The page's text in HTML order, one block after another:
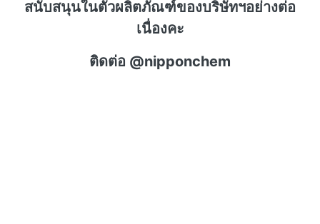
สนับสนุนในตัวผลิตภัณฑ์ของบริษัทฯอย่างต่อ
เนื่องคะ
ติดต่อ @nipponchem